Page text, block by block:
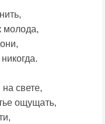
молода,
свете,
ощущать,